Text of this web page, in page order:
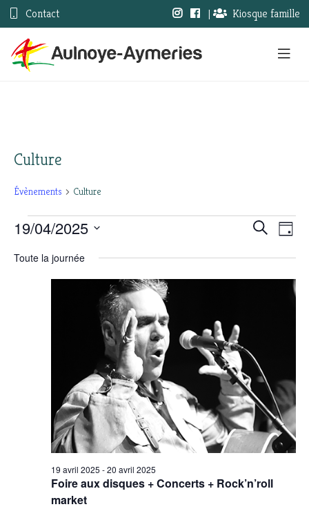
Contact | Kiosque famille
Culture
Évènements Culture
Évènements
for
et
Recherche
Jour
19/04/2025
une
Toute la journée
Foire aux disques + Concerts + Rock’n’roll
market
19 avril 2025 -20 avril 2025